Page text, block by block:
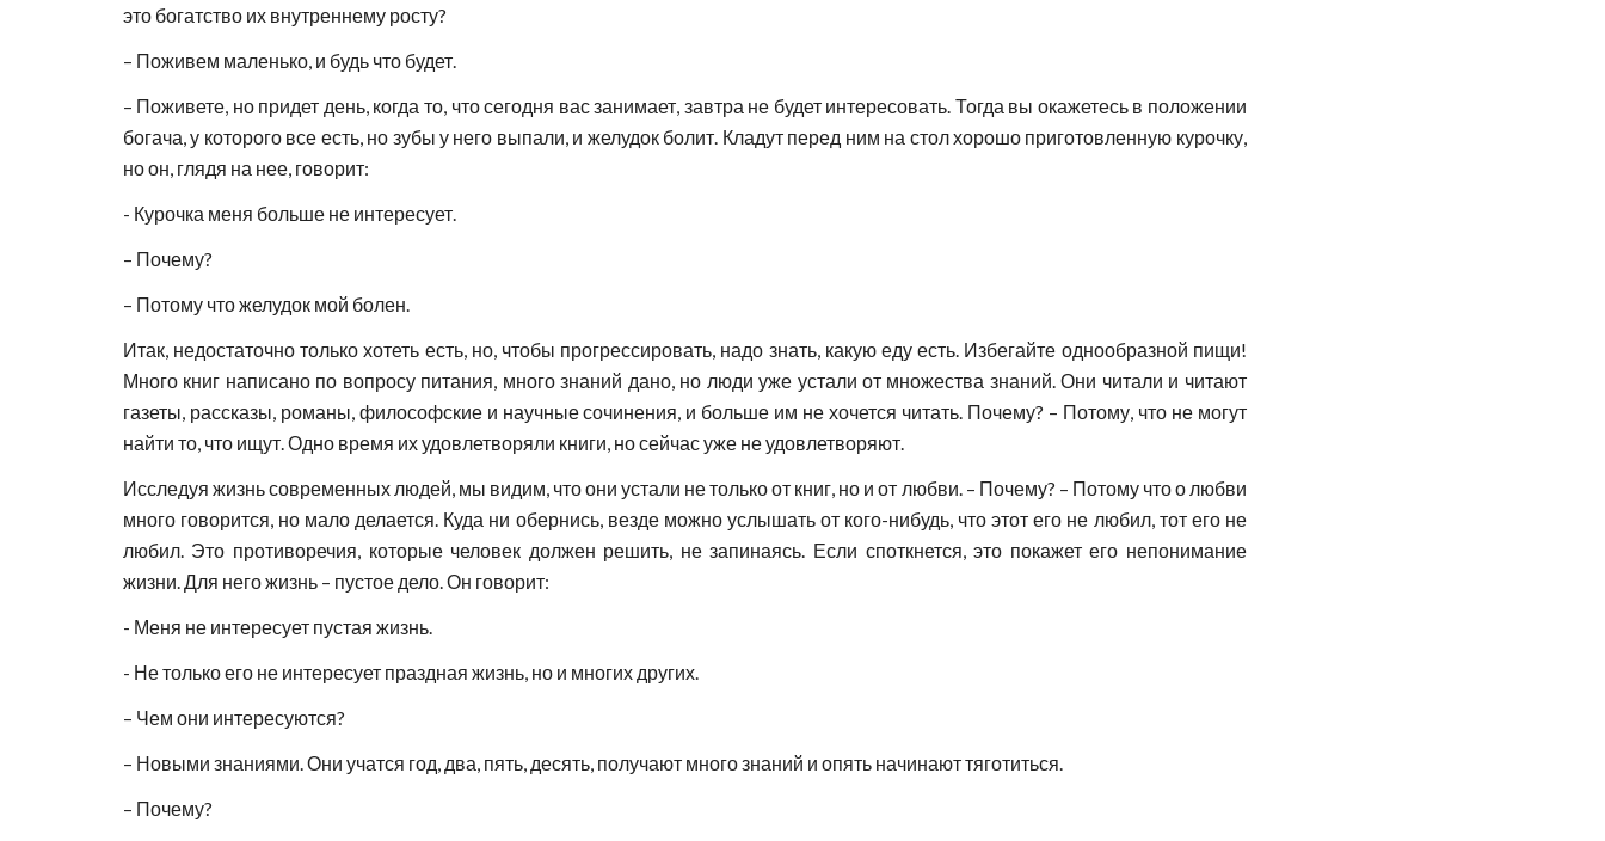
это богатство их внутреннему росту?
– Поживем маленько, и будь что будет.
– Поживете, но придет день, когда то, что сегодня вас занимает, завтра не будет интересовать. Тогда вы окажетесь в положении
богача, у которого все есть, но зубы у него выпали, и желудок болит. Кладут перед ним на стол хорошо приготовленную курочку,
но он, глядя на нее, говорит:
- Курочка меня больше не интересует.
– Почему?
– Потому что желудок мой болен.
Итак, недостаточно только хотеть есть, но, чтобы прогрессировать, надо знать, какую еду есть. Избегайте однообразной пищи!
Много книг написано по вопросу питания, много знаний дано, но люди уже устали от множества знаний. Они читали и читают
газеты, рассказы, романы, философские и научные сочинения, и больше им не хочется читать. Почему? – Потому, что не могут
найти то, что ищут. Одно время их удовлетворяли книги, но сейчас уже не удовлетворяют.
Исследуя жизнь современных людей, мы видим, что они устали не только от книг, но и от любви. – Почему? – Потому что о любви
много говорится, но мало делается. Куда ни обернись, везде можно услышать от кого-нибудь, что этот его не любил, тот его не
любил. Это противоречия, которые человек должен решить, не запинаясь. Если споткнется, это покажет его непонимание
жизни. Для него жизнь – пустое дело. Он говорит:
- Меня не интересует пустая жизнь.
- Не только его не интересует праздная жизнь, но и многих других.
– Чем они интересуются?
– Новыми знаниями. Они учатся год, два, пять, десять, получают много знаний и опять начинают тяготиться.
– Почему?